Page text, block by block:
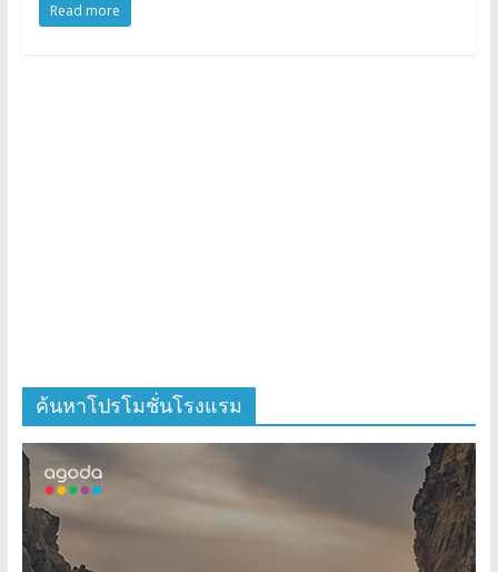
Read more
ค้นหาโปรโมชั่นโรงแรม